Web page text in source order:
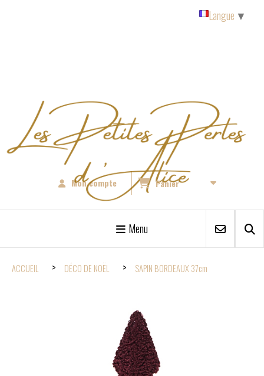
Mon compte Panier
Menu
ACCUEIL DÉCO DE NOËL SAPIN BORDEAUX 37cm
Langue ▼